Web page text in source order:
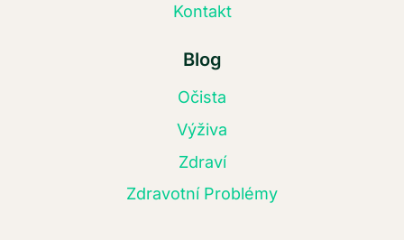
Kontakt
Blog
Očista
Výživa
Zdraví
Zdravotní Problémy